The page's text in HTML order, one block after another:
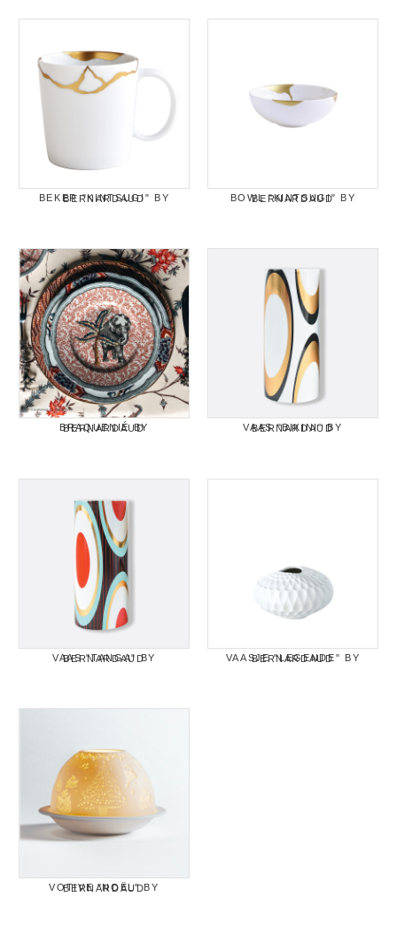
BEKER "KINTSUGI" BY BERNARDAUD BOWL "KINTSUGI" BY BERNARDAUD
BRAQUENIÉ BY BERNARDAUD VAAS "BIKINI" BY BERNARDAUD
VAAS "TANGA" BY BERNARDAUD VAASJE "LEGENDE" BY BERNARDAUD
VOTIVE "NOËL" BY BERNARDAUD